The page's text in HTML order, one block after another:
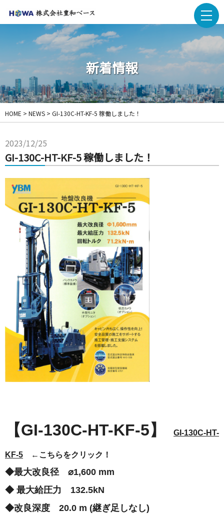
新着情報
HOME > NEWS > GI-130C-HT-KF-5 稼働しました！
2023/12/25
GI-130C-HT-KF-5 稼働しました！
【GI-130C-HT-KF-5】 GI-130C-HT-
KF-5 ←こちらをクリック！
◆最大改良径 ⌀1,600 mm
◆ 最大給圧力 132.5kN
◆改良深度 20.0 m (継ぎ足しなし)